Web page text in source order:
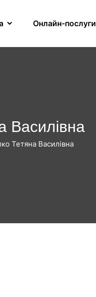
Онлайн-послуги
Василівна
Тетяна Василівна